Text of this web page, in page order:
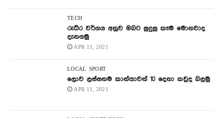
TECH
රුධිර වර්ගය අනුව ඔබට සුදුසු කෑම මොනවාද
දැනගමු
APR 11, 2021
LOCAL SPORT
ලොව ලස්සනම කාන්තාවන් 10 දෙනා කවුද බලමු
APR 11, 2021